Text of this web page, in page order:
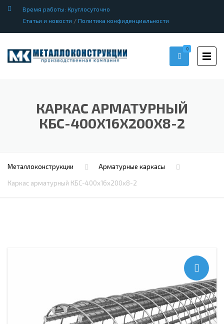
Время работы: Круглосуточно
Статьи и новости / Политика конфиденциальности
0
КАРКАС АРМАТУРНЫЙ
КБС-400Х16Х200Х8-2
Металлоконструкции Арматурные каркасы
Каркас арматурный КБС-400х16х200х8-2